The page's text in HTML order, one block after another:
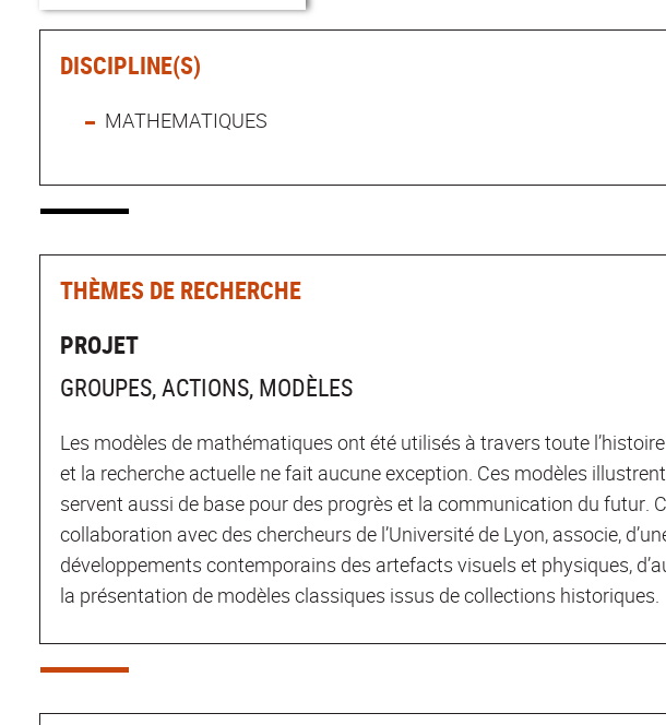
DISCIPLINE(S)
MATHEMATIQUES
THÈMES DE RECHERCHE
PROJET
GROUPES, ACTIONS, MODÈLES
Les modèles de mathématiques ont été utilisés à travers toute
et la recherche actuelle ne fait aucune exception. Ces modèles
servent aussi de base pour des progrès et la communication du futur.
collaboration avec des chercheurs de l’Université de Lyon, associe,
développements contemporains des artefacts visuels et physiques,
la présentation de modèles classiques issus de collections historiques.